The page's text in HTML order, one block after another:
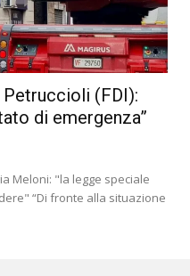
(FDI):
di emergenza”
Meloni: "la legge speciale
“Di fronte alla situazione